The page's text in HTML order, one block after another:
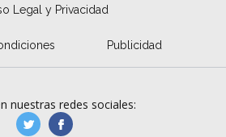
Legal y Privacidad
Publicidad
nuestras redes sociales:
manufacturaGE